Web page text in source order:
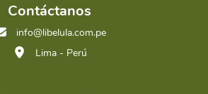
Contáctanos
info@libelula.com.pe
Lima - Perú